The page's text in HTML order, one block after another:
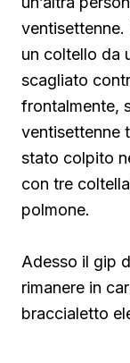
un coltello da
scagliato
frontalmente,
ventisettenne
stato colpito
con tre
polmone.
Adesso il gip
rimanere in
braccialetto